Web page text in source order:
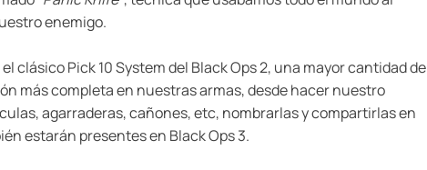
enemigo.
clásico Pick 10 System del Black Ops 2, una mayor cantidad de
más completa en nuestras armas, desde hacer nuestro
agarraderas, cañones, etc, nombrarlas y compartirlas en
estarán presentes en Black Ops 3.